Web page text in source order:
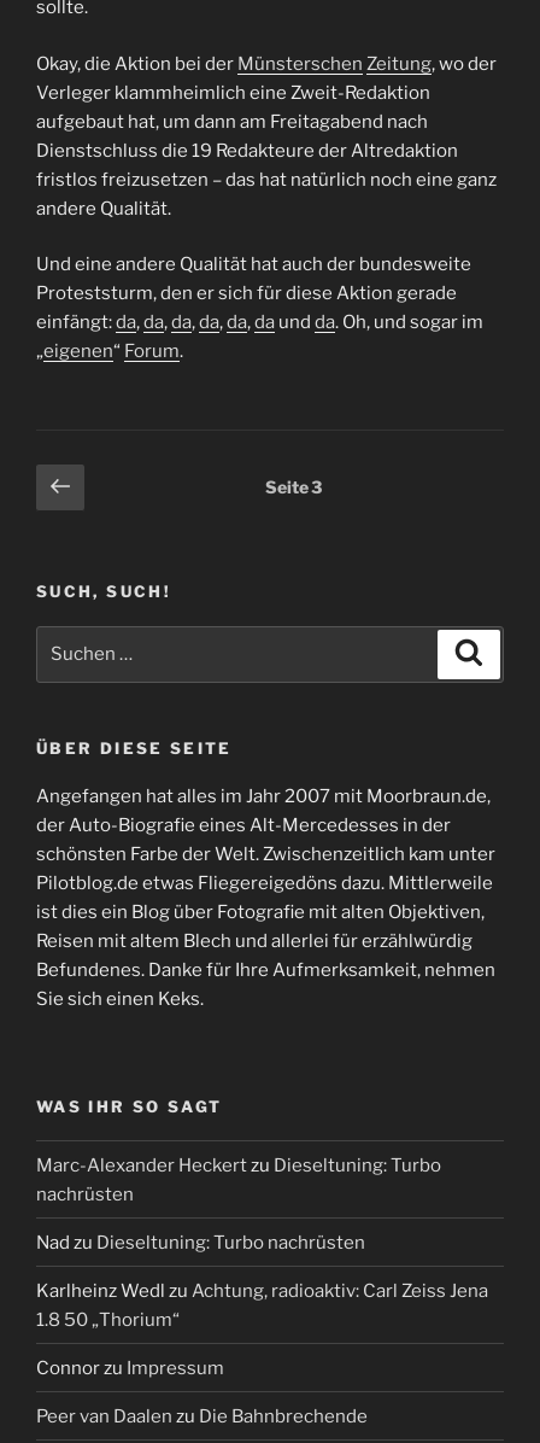
sollte.
Okay, die Aktion bei der Münsterschen Zeitung, wo der
Verleger klammheimlich eine Zweit-Redaktion
aufgebaut hat, um dann am Freitagabend nach
Dienstschluss die 19 Redakteure der Altredaktion
fristlos freizusetzen – das hat natürlich noch eine ganz
andere Qualität.
Und eine andere Qualität hat auch der bundesweite
Proteststurm, den er sich für diese Aktion gerade
einfängt:da,da,da,da,da,da und da. Oh, und sogar im
„eigenen“ Forum.
Seitennummerierung
der
Vorherige
Seite
Seite3
SUCH, SUCH!
ÜBER DIESE SEITE
Angefangen hat alles im Jahr 2007 mit Moorbraun.de,
der Auto-Biografie eines Alt-Mercedesses in der
schönsten Farbe der Welt. Zwischenzeitlich kam unter
Pilotblog.de etwas Fliegereigedöns dazu. Mittlerweile
ist dies ein Blog über Fotografie mit alten Objektiven,
Reisen mit altem Blech und allerlei für erzählwürdig
Befundenes. Danke für Ihre Aufmerksamkeit, nehmen
Sie sich einen Keks.
WAS IHR SO SAGT
Marc-Alexander Heckertzu Dieseltuning: Turbo
nachrüsten
Nad zu Dieseltuning: Turbo nachrüsten
Karlheinz Wedl zu Achtung, radioaktiv: Carl Zeiss Jena
1.8 50 „Thorium“
Connorzu Impressum
Peer van Daalen zu Die Bahnbrechende